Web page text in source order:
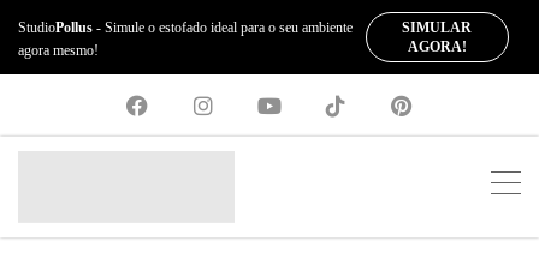
StudioPollus - Simule o estofado ideal para o seu ambiente
agora mesmo!
SIMULAR
AGORA!